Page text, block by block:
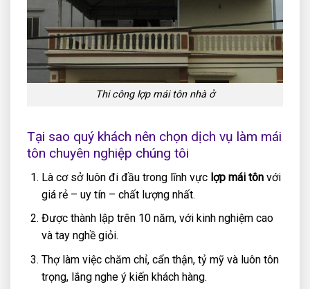
Thi công lợp mái tôn nhà ở
Tại sao quý khách nên chọn dịch vụ làm mái
tôn chuyên nghiệp chúng tôi
Là cơ sở luôn đi đầu trong lĩnh vực lợp mái tônvới
giá rẻ – uy tín – chất lượng nhất.
Được thành lập trên 10 năm, với kinh nghiệm cao
và tay nghề giỏi.
Thợ làm việc chăm chỉ, cẩn thận, tỷ mỹ và luôn tôn
trọng, lắng nghe ý kiến khách hàng.